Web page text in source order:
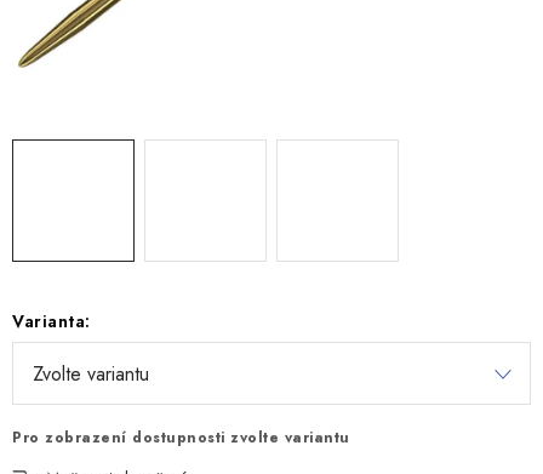
Varianta:
Pro zobrazení dostupnosti zvolte variantu